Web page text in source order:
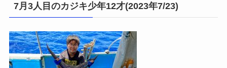
7月3人目のカジキ少年12才(2023年7/23)